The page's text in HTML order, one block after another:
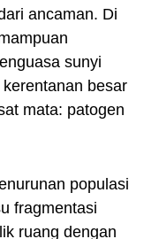
ancaman. Di
sunyi
besar
mata: patogen
populasi
fragmentasi
ruang dengan